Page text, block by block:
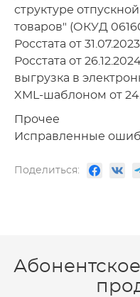
структуре
товаров" (ОКУД
Росстата от
Росстата от
выгрузка в
XML-шаблоном от
Прочее
Исправленные
Поделиться: